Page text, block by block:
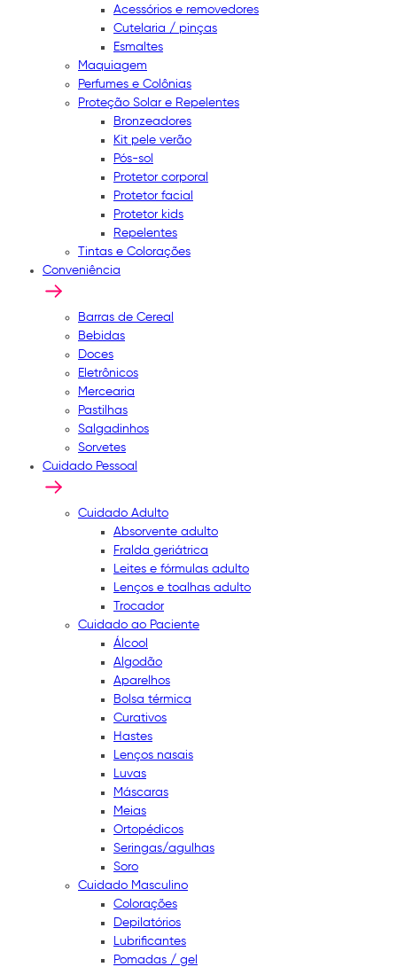
Acessórios e removedores
Cutelaria / pinças
Esmaltes
Maquiagem
Perfumes e Colônias
Proteção Solar e Repelentes
Bronzeadores
Kit pele verão
Pós-sol
Protetor corporal
Protetor facial
Protetor kids
Repelentes
Tintas e Colorações
Conveniência
Barras de Cereal
Bebidas
Doces
Eletrônicos
Mercearia
Pastilhas
Salgadinhos
Sorvetes
Cuidado Pessoal
Cuidado Adulto
Absorvente adulto
Fralda geriátrica
Leites e fórmulas adulto
Lenços e toalhas adulto
Trocador
Cuidado ao Paciente
Álcool
Algodão
Aparelhos
Bolsa térmica
Curativos
Hastes
Lenços nasais
Luvas
Máscaras
Meias
Ortopédicos
Seringas/agulhas
Soro
Cuidado Masculino
Colorações
Depilatórios
Lubrificantes
Pomadas / gel